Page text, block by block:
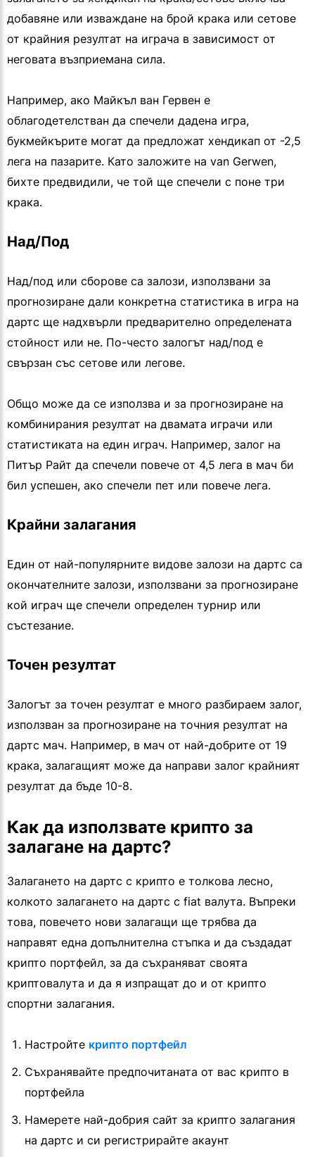
добавяне или изваждане на брой крака или сетове
от крайния резултат на играча в зависимост от
неговата възприемана сила.
Например, ако Майкъл ван Гервен е
облагодетелстван да спечели дадена игра,
букмейкърите могат да предложат хендикап от -2,5
лега на пазарите. Като заложите на van Gerwen,
бихте предвидили, че той ще спечели с поне три
крака.
Над/Под
Над/под или сборове са залози, използвани за
прогнозиране дали конкретна статистика в игра на
дартс ще надхвърли предварително определената
стойност или не. По-често залогът над/под е
свързан със сетове или легове.
Общо може да се използва и за прогнозиране на
комбинирания резултат на двамата играчи или
статистиката на един играч. Например, залог на
Питър Райт да спечели повече от 4,5 лега в мач би
бил успешен, ако спечели пет или повече лега.
Крайни залагания
Един от най-популярните видове залози на дартс са
окончателните залози, използвани за прогнозиране
кой играч ще спечели определен турнир или
състезание.
Точен резултат
Залогът за точен резултат е много разбираем залог,
използван за прогнозиране на точния резултат на
дартс мач. Например, в мач от най-добрите от 19
крака, залагащият може да направи залог крайният
резултат да бъде 10-8.
Как да използвате крипто за
залагане на дартс?
Залагането на дартс с крипто е толкова лесно,
колкото залагането на дартс с fiat валута. Въпреки
това, повечето нови залагащи ще трябва да
направят една допълнителна стъпка и да създадат
крипто портфейл, за да съхраняват своята
криптовалута и да я изпращат до и от крипто
спортни залагания.
Настройте крипто портфейл
Съхранявайте предпочитаната от вас крипто в
портфейла
Намерете най-добрия сайт за крипто залагания
на дартс и си регистрирайте акаунт